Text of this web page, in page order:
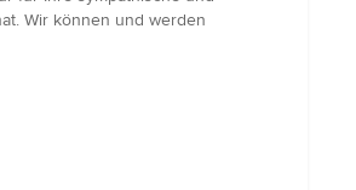
Wir können und werden